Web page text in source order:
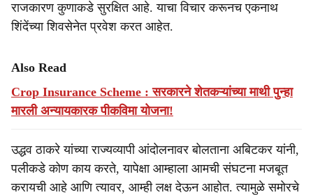
राजकारण कुणाकडे सुरक्षित आहे. याचा विचार करूनच एकनाथ
शिंदेंच्या शिवसेनेत प्रवेश करत आहेत.
Also Read
Crop Insurance Scheme : सरकारने शेतकऱ्यांच्या माथी पुन्हा
मारली अन्यायकारक पीकविमा योजना!
उद्धव ठाकरे यांच्या राज्यव्यापी आंदोलनावर बोलताना अबिटकर यांनी,
पलीकडे कोण काय करते, यापेक्षा आम्हाला आमची संघटना मजबूत
करायची आहे आणि त्यावर, आम्ही लक्ष देऊन आहोत. त्यामुळे समोरचे